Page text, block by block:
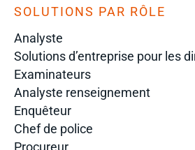
SOLUTIONS PAR RÔLE
Analyste
Solutions d’entreprise pour les
Examinateurs
Analyste renseignement
Enquêteur
Chef de police